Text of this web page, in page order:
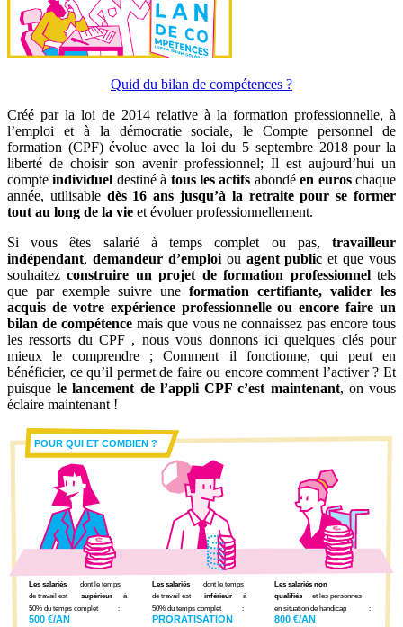
Quid du bilan de compétences ?
Créé par la loi de 2014 relative à la formation professionnelle, à
l’emploi et à la démocratie sociale, le Compte personnel de
formation (CPF) évolue avec la loi du 5 septembre 2018 pour la
liberté de choisir son avenir professionnel; Il est aujourd’hui un
compteindividuel destiné à tous les actifs abondéen euroschaque
année, utilisable dès 16 ans jusqu’à la retraite pour se former
tout au long de la vie et évoluer professionnellement.
Si vous êtes salarié à temps complet ou pas, travailleur
indépendant, demandeur d’emploiou agent public et que vous
souhaitezconstruire un projet de formation professionneltels
que par exemple suivre une formation certifiante, valider les
acquis de votre expérience professionnelle ou encore faire un
bilan de compétencemais que vous ne connaissez pas encore tous
les ressorts du CPF , nous vous donnons ici quelques clés pour
mieux le comprendre ; Comment il fonctionne, qui peut en
bénéficier, ce qu’il permet de faire ou encore comment l’activer ? Et
puisquele lancement de l’appli CPF c’est maintenant, on vous
éclaire maintenant !
Les salariés non
qualifiés
et les personnes
en situation de handicap
:
800 €/AN
Les salariés dont le temps
de travail est inférieur
à
50% du temps complet
:
PRORATISATION
Les salariés dont le temps
de travail est supérieur
à
50% du temps complet
:
500 €/AN
POUR QUI ET COMBIEN ?